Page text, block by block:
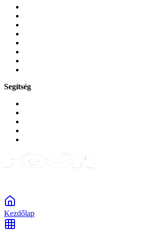
Segítség
Kezdőlap